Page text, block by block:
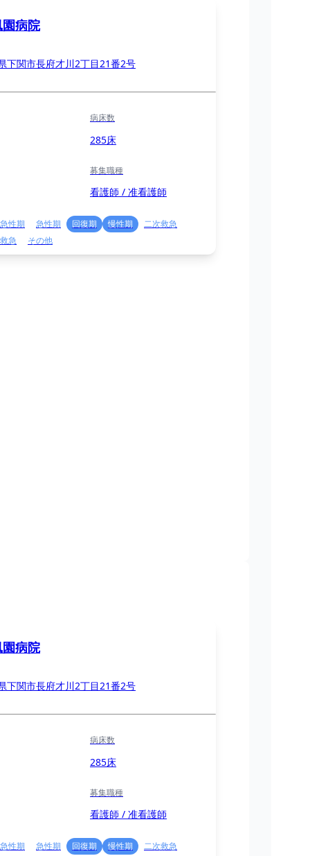
病院
下関市長府才川2丁目21番2号
病床数
285床
募集職種
看護師 / 准看護師
性期 急性期 回復期 慢性期
二次救急
急
その他
病院
下関市長府才川2丁目21番2号
病床数
285床
募集職種
看護師 / 准看護師
性期 急性期 回復期 慢性期
二次救急